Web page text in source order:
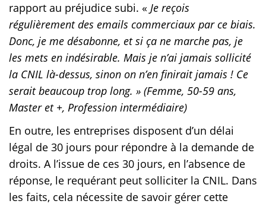
rapport au préjudice subi. « Je reçois
régulièrement des emails commerciaux par ce biais.
Donc, je me désabonne, et si ça ne marche pas, je
les mets en indésirable. Mais je n’ai jamais sollicité
la CNIL là-dessus, sinon on n’en finirait jamais ! Ce
serait beaucoup trop long. » (Femme, 50-59 ans,
Master et +, Profession intermédiaire)
En outre, les entreprises disposent d’un délai
légal de 30 jours pour répondre à la demande de
droits. A l’issue de ces 30 jours, en l’absence de
réponse, le requérant peut solliciter la CNIL. Dans
les faits, cela nécessite de savoir gérer cette